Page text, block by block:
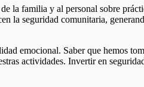
la familia y al personal sobre
la seguridad comunitaria,
emocional. Saber que hemos
actividades. Invertir en